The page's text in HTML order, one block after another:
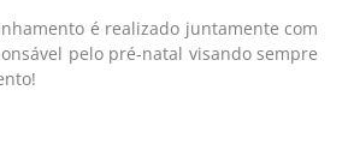
é realizado juntamente com
pelo pré-natal visando sempre